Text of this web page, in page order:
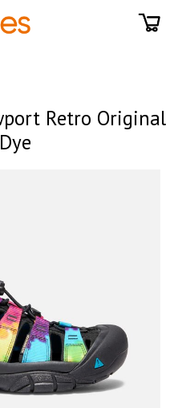
Retro Original